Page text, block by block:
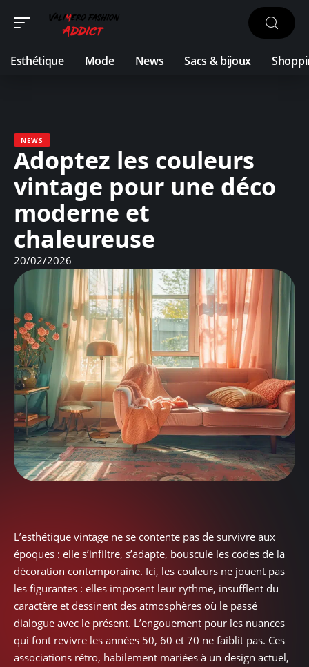
Esthétique Mode News Sacs & bijoux
NEWS
Adoptez les couleurs
vintage pour une déco
moderne et
chaleureuse
20/02/2026
L’esthétique vintage ne se contente pas de survivre aux
époques : elle s’infiltre, s’adapte, bouscule les codes de la
décoration contemporaine. Ici, les couleurs ne jouent pas
les figurantes : elles imposent leur rythme, insufflent du
caractère et dessinent des atmosphères où le passé
dialogue avec le présent. L’engouement pour les nuances
qui font revivre les années 50, 60 et 70 ne faiblit pas. Ces
associations rétro, habilement mariées à un design actuel,